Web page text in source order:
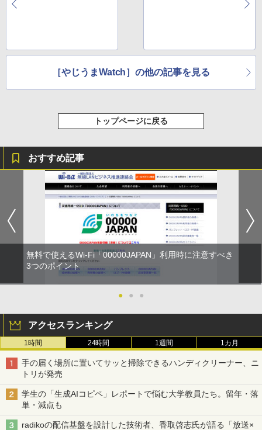
［やじうまWatch］の他の記事を見る
トップページに戻る
おすすめ記事
無料で使えるWi-Fi「00000JAPAN」利用時に注意すべき
3つのポイント
● ● ●
アクセスランキング
1時間 24時間 1週間 1カ月
手の届く場所に置いてサッと掃除できるハンディクリーナー、ニ
トリが発売
学生の「生成AIコピペ」レポートで悩む大学教員たち。留年・落
単・減点も
radikoの配信基盤を設計した技術者、香取啓志氏が語る「放送×